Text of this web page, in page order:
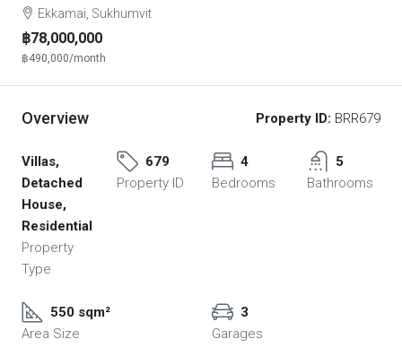
Ekkamai, Sukhumvit
฿78,000,000
฿490,000/month
Overview Property ID: BRR679
Villas,
Detached
House,
Residential
Property
Type
679
Property ID
4
Bedrooms
5
Bathrooms
550 sqm²
Area Size
3
Garages